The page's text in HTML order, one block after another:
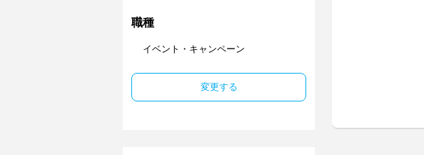
職種
イベント・キャンペーン
変更する